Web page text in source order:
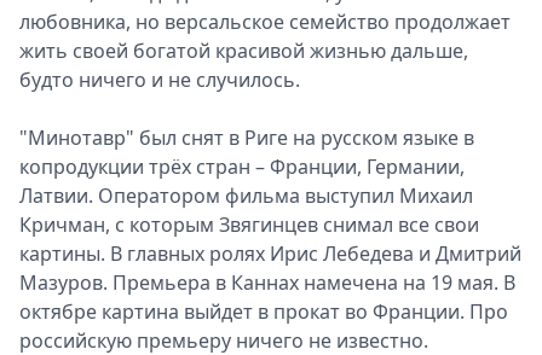
любовника, но версальское семейство продолжает
жить своей богатой красивой жизнью дальше,
будто ничего и не случилось.
"Минотавр" был снят в Риге на русском языке в
копродукции трёх стран – Франции, Германии,
Латвии. Оператором фильма выступил Михаил
Кричман, с которым Звягинцев снимал все свои
картины. В главных ролях Ирис Лебедева и Дмитрий
Мазуров. Премьера в Каннах намечена на 19 мая. В
октябре картина выйдет в прокат во Франции. Про
российскую премьеру ничего не известно.